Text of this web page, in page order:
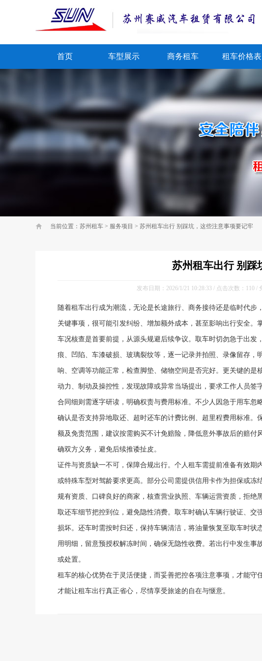
首页 车型展示 商务租车 租车价格表
当前位置： 苏州租车 > 服务项目 > 苏州租车出行 别踩坑，这些注意事项要记牢
苏州租车出行 别踩
发布日期：2026/1/21 10:28:33 / 点击次数： 110 /
随着租车出行成为潮流，无论是长途旅行、商务接待还是临时代
关键事项，很可能引发纠纷、增加额外成本，甚至影响出行安全。
车况核查是首要前提，从源头规避后续争议。取车时切勿急于出
痕、凹陷、车漆破损、玻璃裂纹等，逐一记录并拍照、录像留存
响、空调等功能正常，检查脚垫、储物空间是否完好。更关键的
动力、制动及操控性，发现故障或异常当场提出，要求工作人员签
合同细则需逐字研读，明确权责与费用标准。不少人因急于用车忽
确认是否支持异地取还、超时还车的计费比例、超里程费用标准
额及免责范围，建议按需购买不计免赔险，降低意外事故后的赔
确双方义务，避免后续推诿扯皮。
证件与资质缺一不可，保障合规出行。个人租车需提前准备有效
或特殊车型对驾龄要求更高。部分公司需提供信用卡作为担保或
规有资质、口碑良好的商家，核查营业执照、车辆运营资质，拒绝
取还车细节把控到位，避免隐性消费。取车时确认车辆行驶证、
损坏。还车时需按时归还，保持车辆清洁，将油量恢复至取车时
用明细，留意预授权解冻时间，确保无隐性收费。若出行中发生
或处置。
租车的核心优势在于灵活便捷，而妥善把控各项注意事项，才能守
才能让租车出行真正省心，尽情享受旅途的自在与惬意。